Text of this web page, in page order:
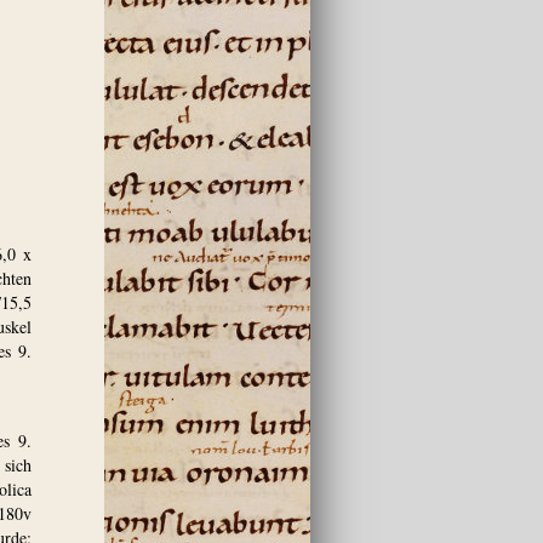
x
9.
9.